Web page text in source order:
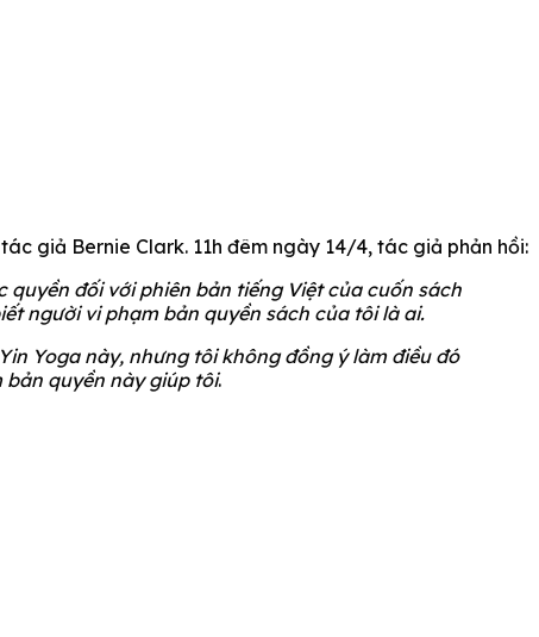
giả Bernie Clark. 11h đêm ngày 14/4, tác giả phản hồi:
đối với phiên bản tiếng Việt của cuốn sách
người vi phạm bản quyền sách của tôi là ai.
Yoga này, nhưng tôi không đồng ý làm điều đó
bản quyền này giúp tôi.